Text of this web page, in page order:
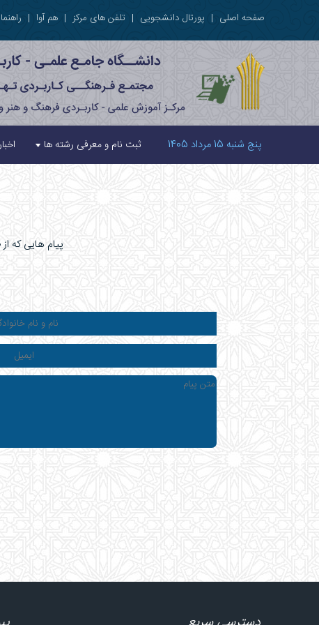
صفحه اصلی | پورتال دانشجویی | تلفن های مرکز | هم آوا | راهنما
پنج شنبه 15 مرداد 1405 ثبت نام و معرفی رشته ها
پیام هایی که